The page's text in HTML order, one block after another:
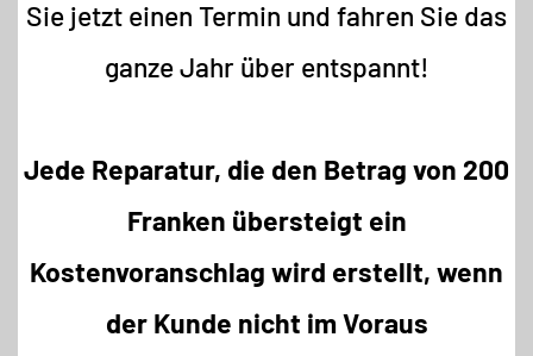
Sie jetzt einen Termin und fahren Sie das
ganze Jahr über entspannt!
Jede Reparatur, die den Betrag von 200
Franken übersteigt ein
Kostenvoranschlag wird erstellt, wenn
der Kunde nicht im Voraus